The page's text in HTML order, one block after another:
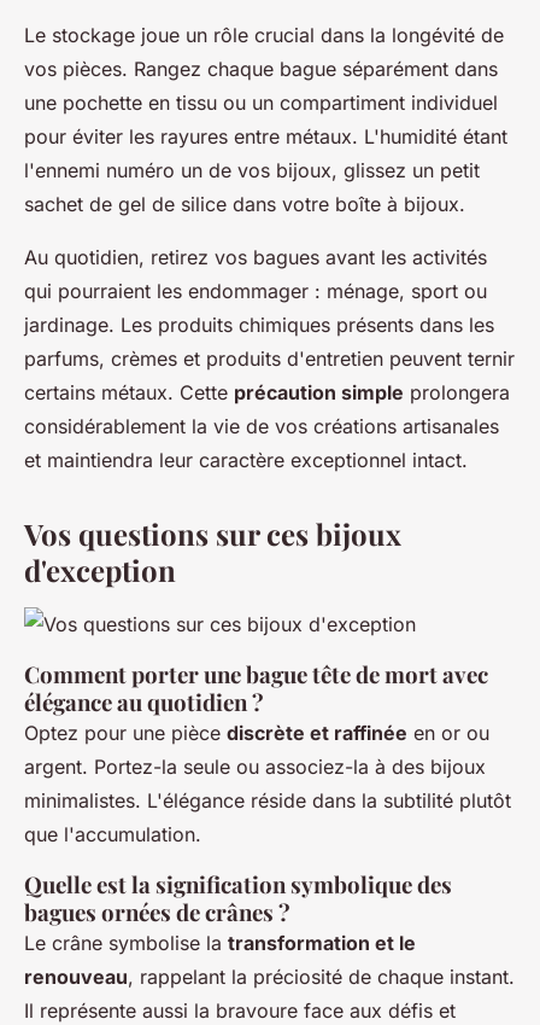
Le stockage joue un rôle crucial dans la longévité de
vos pièces. Rangez chaque bague séparément dans
une pochette en tissu ou un compartiment individuel
pour éviter les rayures entre métaux. L'humidité étant
l'ennemi numéro un de vos bijoux, glissez un petit
sachet de gel de silice dans votre boîte à bijoux.
Au quotidien, retirez vos bagues avant les activités
qui pourraient les endommager : ménage, sport ou
jardinage. Les produits chimiques présents dans les
parfums, crèmes et produits d'entretien peuvent ternir
certains métaux. Cette précaution simple prolongera
considérablement la vie de vos créations artisanales
et maintiendra leur caractère exceptionnel intact.
Vos questions sur ces bijoux
d'exception
Comment porter une bague tête de mort avec
élégance au quotidien ?
Optez pour une pièce discrète et raffinée en or ou
argent. Portez-la seule ou associez-la à des bijoux
minimalistes. L'élégance réside dans la subtilité plutôt
que l'accumulation.
Quelle est la signification symbolique des
bagues ornées de crânes ?
Le crâne symbolise la transformation et le
renouveau, rappelant la préciosité de chaque instant.
Il représente aussi la bravoure face aux défis et